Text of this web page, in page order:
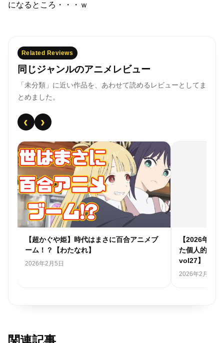
になるところ・・・ｗ
Related Reviews
同じジャンルのアニメレビュー
「未分類」に近い作品を、あわせて読めるレビューとしてま
とめました。
‹ ›
【超かぐや姫】時代はまさに百合アニメブ
ーム！？【わたなれ】
2026年2月5日
【2026年ア
た個人的アニ
vol27】
2026年2月1日
関連記事